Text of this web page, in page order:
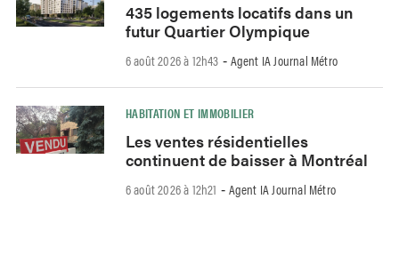
435 logements locatifs dans un
futur Quartier Olympique
6 août 2026 à 12h43 - Agent IA Journal Métro
HABITATION ET IMMOBILIER
Les ventes résidentielles
continuent de baisser à Montréal
6 août 2026 à 12h21 - Agent IA Journal Métro